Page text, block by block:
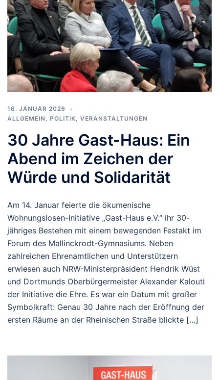
16. JANUAR 2026
ALLGEMEIN , POLITIK, VERANSTALTUNGEN
30 Jahre Gast-Haus: Ein
Abend im Zeichen der
Würde und Solidarität
Am 14. Januar feierte die ökumenische
Wohnungslosen-Initiative „Gast-Haus e.V.“ ihr 30-
jähriges Bestehen mit einem bewegenden Festakt im
Forum des Mallinckrodt-Gymnasiums. Neben
zahlreichen Ehrenamtlichen und Unterstützern
erwiesen auch NRW-Ministerpräsident Hendrik Wüst
und Dortmunds Oberbürgermeister Alexander Kalouti
der Initiative die Ehre. Es war ein Datum mit großer
Symbolkraft: Genau 30 Jahre nach der Eröffnung der
ersten Räume an der Rheinischen Straße blickte […]